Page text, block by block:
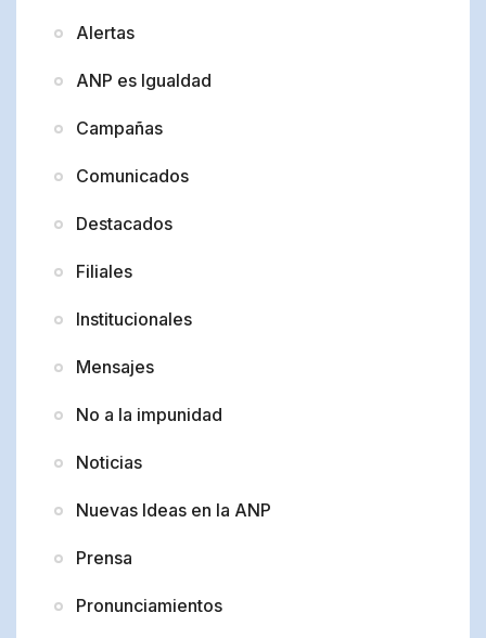
Alertas
ANP es Igualdad
Campañas
Comunicados
Destacados
Filiales
Institucionales
Mensajes
No a la impunidad
Noticias
Nuevas Ideas en la ANP
Prensa
Pronunciamientos